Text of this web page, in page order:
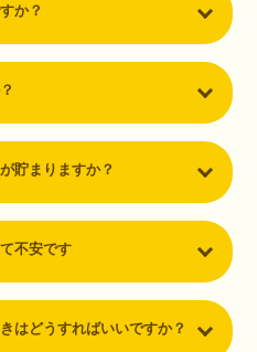
カードの発行やアプリダウンロー
か？
貯まりますか？
不安です
はどうすればいいですか？